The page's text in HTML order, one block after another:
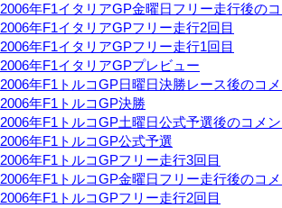
2006年F1イタリアGP金曜日フリー走行後の
2006年F1イタリアGPフリー走行2回目
2006年F1イタリアGPフリー走行1回目
2006年F1イタリアGPプレビュー
2006年F1トルコGP日曜日決勝レース後のコ
2006年F1トルコGP決勝
2006年F1トルコGP土曜日公式予選後のコメ
2006年F1トルコGP公式予選
2006年F1トルコGPフリー走行3回目
2006年F1トルコGP金曜日フリー走行後のコ
2006年F1トルコGPフリー走行2回目